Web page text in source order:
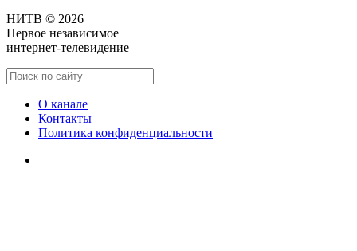
НИТВ © 2026
Первое независимое
интернет-телевидение
О канале
Контакты
Политика конфиденциальности